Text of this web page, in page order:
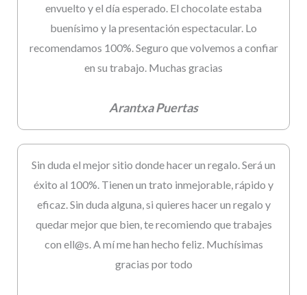
envuelto y el día esperado. El chocolate estaba
buenísimo y la presentación espectacular. Lo
recomendamos 100%. Seguro que volvemos a confiar
en su trabajo. Muchas gracias
Arantxa Puertas
Sin duda el mejor sitio donde hacer un regalo. Será un
éxito al 100%. Tienen un trato inmejorable, rápido y
eficaz. Sin duda alguna, si quieres hacer un regalo y
quedar mejor que bien, te recomiendo que trabajes
con ell@s. A mí me han hecho feliz. Muchísimas
gracias por todo